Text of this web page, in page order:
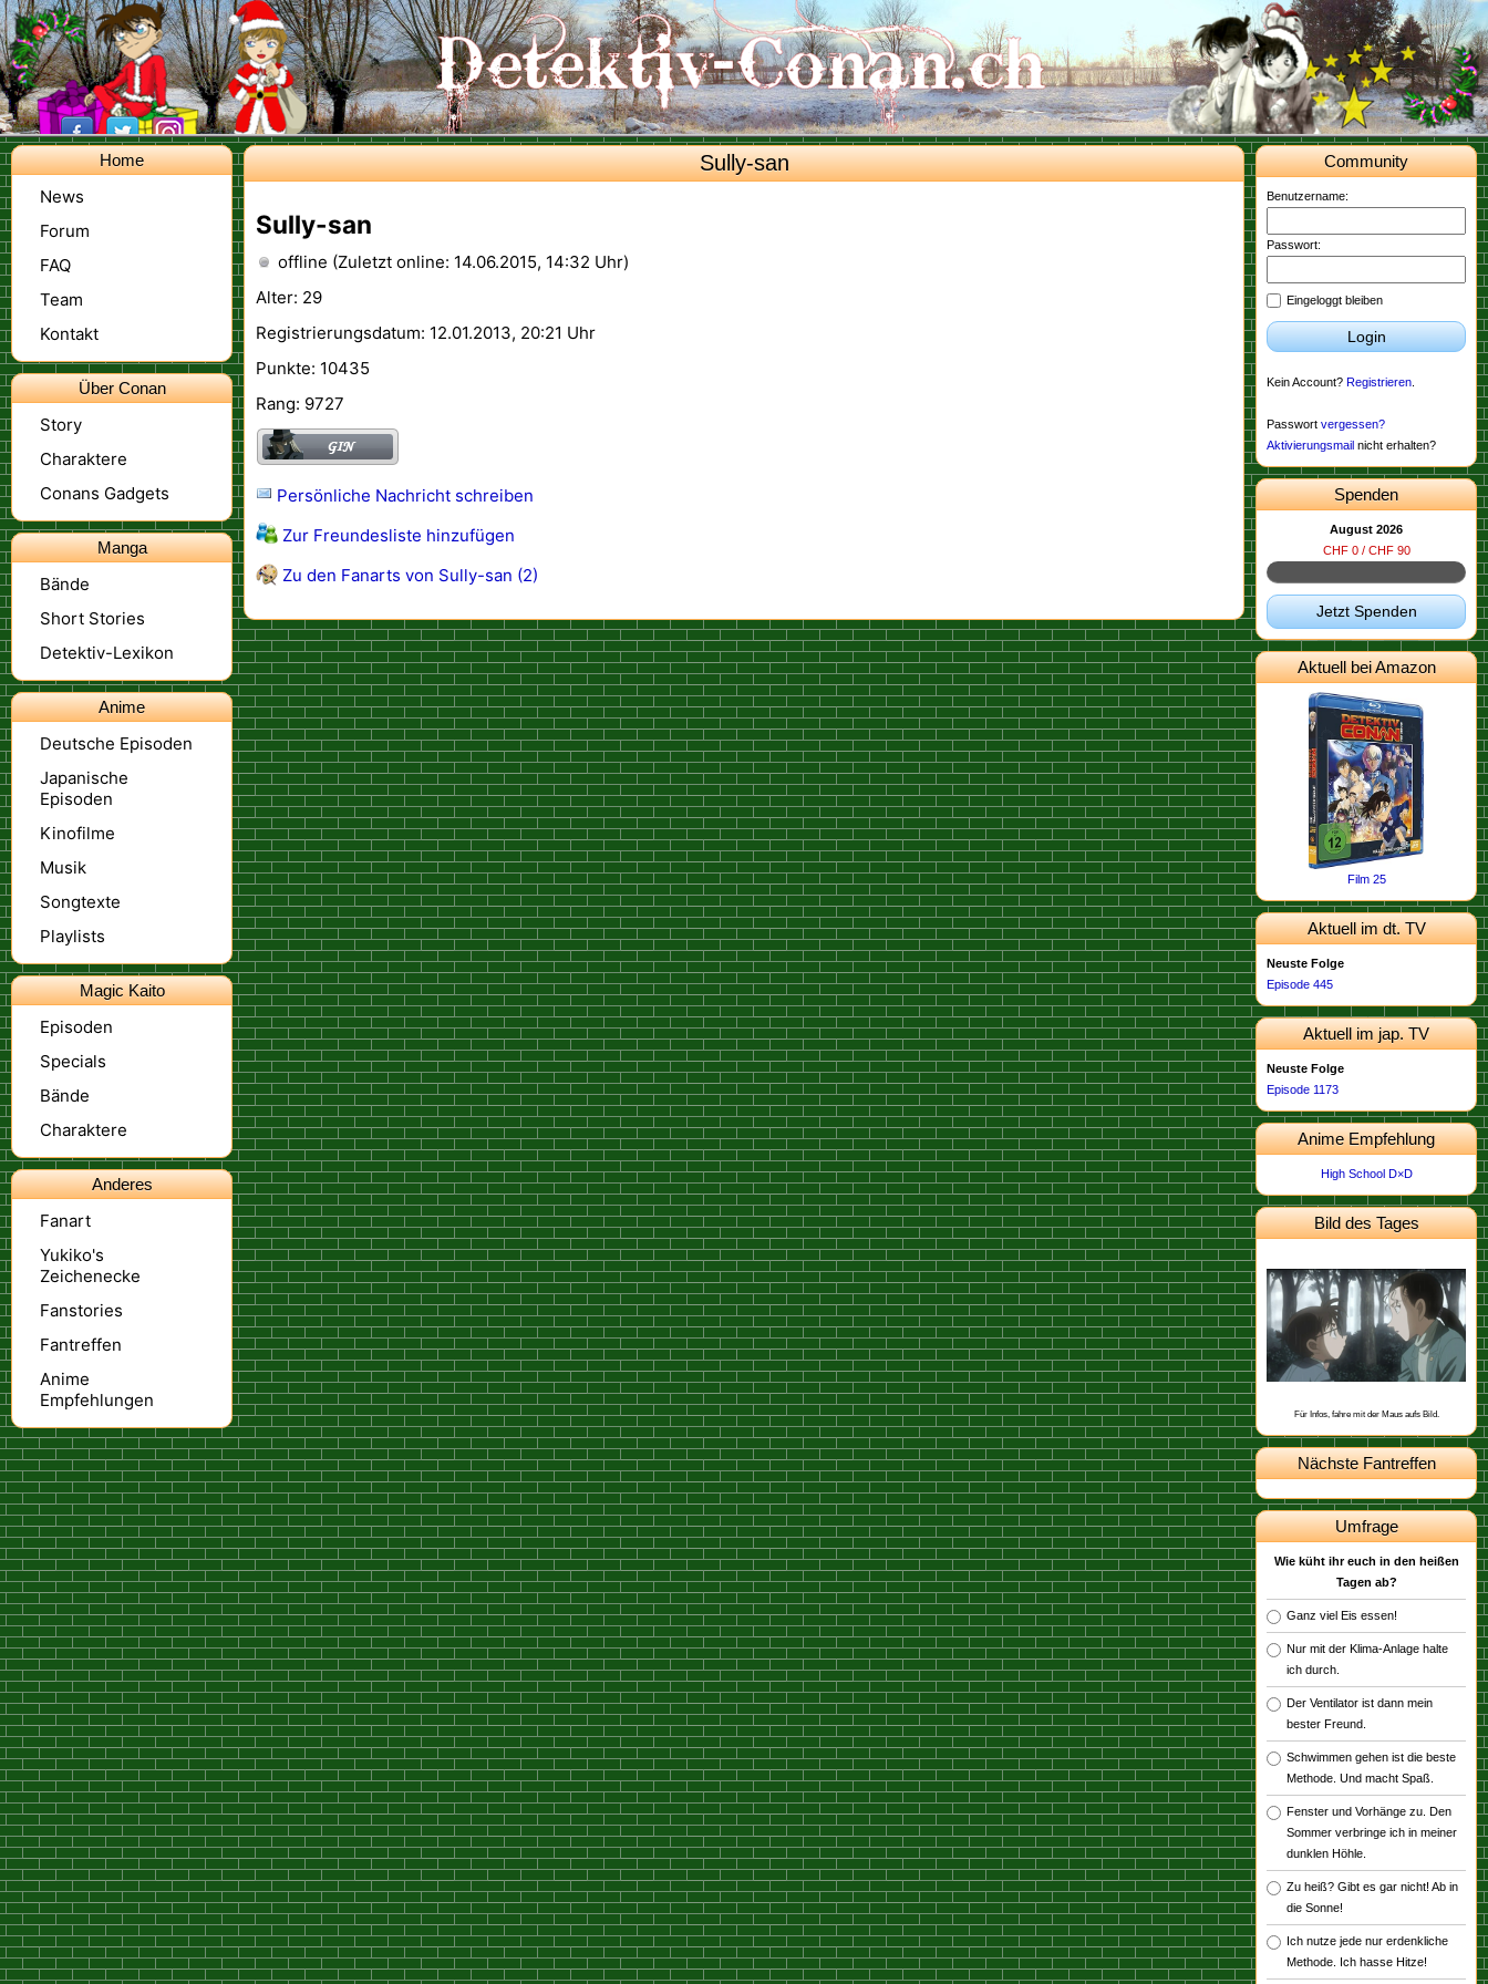
Home
News
Forum
FAQ
Team
Kontakt
Über Conan
Story
Charaktere
Conans Gadgets
Manga
Bände
Short Stories
Detektiv-Lexikon
Anime
Deutsche Episoden
Japanische
Episoden
Kinofilme
Musik
Songtexte
Playlists
Magic Kaito
Episoden
Specials
Bände
Charaktere
Anderes
Fanart
Yukiko's
Zeichenecke
Fanstories
Fantreffen
Anime
Empfehlungen
Community
Benutzername:
Passwort:
Eingeloggt bleiben
Login
Kein Account? Registrieren
Passwort vergessen?
Aktivierungsmail nicht erhalten?
Spenden
August 2026
CHF 0 / CHF 90
Jetzt Spenden
Aktuell bei Amazon
Film 25
Aktuell im dt. TV
Neuste Folge
Episode 445
Aktuell im jap. TV
Neuste Folge
Episode 1173
Anime Empfehlung
High School D×D
Bild des Tages
Dieses Bild stammt von der
Episode 462
.
Schon gewusst, dass Yukiko Kudo mit
Sharon Vineyard und Toichi Kuroba
befreundet ist?
Für Infos, fahre mit der Maus aufs Bild.
Nächste Fantreffen
Umfrage
Wie küht ihr euch in den heißen
Tagen ab?
Ganz viel Eis essen!
Nur mit der Klima-Anlage halte
ich durch.
Der Ventilator ist dann mein
bester Freund.
Schwimmen gehen ist die beste
Methode. Und macht Spaß.
Fenster und Vorhänge zu. Den
Sommer verbringe ich in meiner
dunklen Höhle.
Zu heiß? Gibt es gar nicht! Ab in
die Sonne!
Ich nutze jede nur erdenkliche
Methode. Ich hasse Hitze!
Sully-san
Sully-san
offline (Zuletzt online: 14.06.2015, 14:32 Uhr)
Alter: 29
Registrierungsdatum: 12.01.2013, 20:21 Uhr
Punkte: 10435
Rang: 9727
Persönliche Nachricht schreiben
Zur Freundesliste hinzufügen
Zu den Fanarts von Sully-san (2)